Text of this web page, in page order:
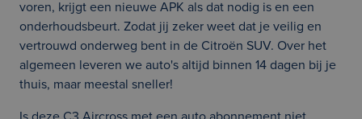
voren, krijgt een nieuwe APK als dat nodig is en een
onderhoudsbeurt. Zodat jij zeker weet dat je veilig en
vertrouwd onderweg bent in de Citroën SUV. Over het
algemeen leveren we auto's altijd binnen 14 dagen bij je
thuis, maar meestal sneller!